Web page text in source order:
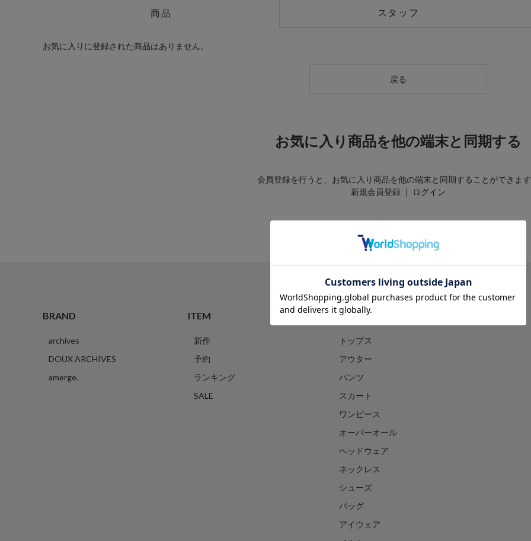
商品 スタッフ
お気に入りに登録された商品はありません。
戻る
お気に入り商品を他の端末と同期する
会員登録を行うと、お気に入り商品を他の端末と同期することができます
新規会員登録 ｜ ログイン
BRAND
archives
DOUX ARCHIVES
amerge.
ITEM
新作
予約
ランキング
SALE
CATEGORY
トップス
アウター
パンツ
スカート
ワンピース
オーバーオール
ヘッドウェア
ネックレス
シューズ
バッグ
アイウェア